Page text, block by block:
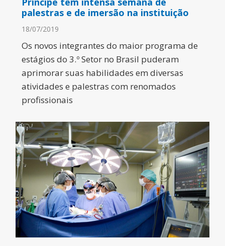
palestras e de imersão na instituição
18/07/2019
Os novos integrantes do maior programa de
estágios do 3.º Setor no Brasil puderam
aprimorar suas habilidades em diversas
atividades e palestras com renomados
profissionais